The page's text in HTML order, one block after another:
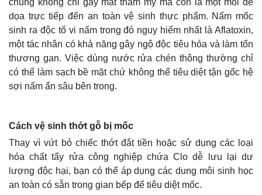
Thế giới
Quan sát
Cuộc sống đó đây
Multimedia
Video
Ảnh
chúng không chỉ gây mất thẩm mỹ mà còn là một mối đe
dọa trực tiếp đến an toàn vệ sinh thực phẩm. Nấm mốc
sinh ra độc tố vi nấm trong đó nguy hiểm nhất là Aflatoxin,
một tác nhân có khả năng gây ngộ độc tiêu hóa và làm tổn
thương gan. Việc dùng nước rửa chén thông thường chỉ
có thể làm sạch bề mặt chứ không thể tiêu diệt tận gốc hệ
sợi nấm ẩn sâu bên trong.
Cách vệ sinh thớt gỗ bị mốc
Thay vì vứt bỏ chiếc thớt đắt tiền hoặc sử dụng các loại
hóa chất tẩy rửa công nghiệp chứa Clo dễ lưu lại dư
lượng độc hại, bạn có thể áp dụng các dung môi sinh học
an toàn có sẵn trong gian bếp để tiêu diệt mốc.